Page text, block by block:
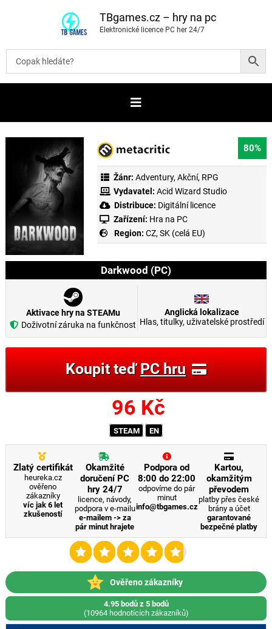
t
b
TBgames.cz – hry na pc
Elektronické licence PC her 24/7
80%
Žánr: Adventury, Akční, RPG
Vydavatel: Acid Wizard Studio
Distribuce: Digitální licence
Zařízení: Hra na PC
Region: CZ, SK (celá EU)
Darkwood (PC)
Aktivace hry na STEAMu
Doživotní záruka na funkčnost
Anglická lokalizace
Hlas, titulky, uživatelské prostředí
Koupit teďPC hru
96 Kč
STEAM EN
Zlatý certifikát
heureka.cz
ověřeno
zákazníky
víc jak 6 let
zkušeností
Okamžité
doručení PC
hry 24/7
licence, návody,
podpora v e-mailu
e-mailem -> za
pár minut hrajete
Podpora od
8:00 do 22:00
odpovíme do pár
minut
info@tbgames.cz
Kartou,
okamžitým
převodem
platby přes české
brány a účet
garantované
bezpečné platby
Ověřeno zákazníky
4.95 bodů z 5 bodů
(10964 hodnotících zákazníků)